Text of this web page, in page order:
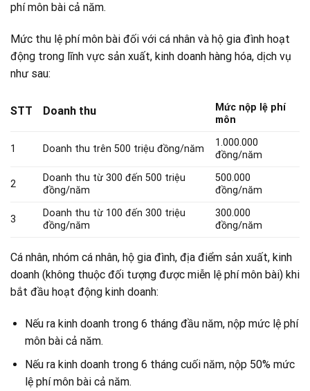
phí môn bài cả năm.
Mức thu lệ phí môn bài đối với cá nhân và hộ gia đình hoạt
động trong lĩnh vực sản xuất, kinh doanh hàng hóa, dịch vụ
như sau:
STT Doanh thu
Mức nộp lệ phí
môn
1 Doanh thu trên 500 triệu đồng/năm
1.000.000
đồng/năm
2
Doanh thu từ 300 đến 500 triệu
đồng/năm
500.000
đồng/năm
3
Doanh thu từ 100 đến 300 triệu
đồng/năm
300.000
đồng/năm
Cá nhân, nhóm cá nhân, hộ gia đình, địa điểm sản xuất, kinh
doanh (không thuộc đối tượng được miễn lệ phí môn bài) khi
bắt đầu hoạt động kinh doanh:
Nếu ra kinh doanh trong 6 tháng đầu năm, nộp mức lệ phí
môn bài cả năm.
Nếu ra kinh doanh trong 6 tháng cuối năm, nộp 50% mức
lệ phí môn bài cả năm.